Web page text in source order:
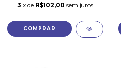
3 x de R$102,00 sem juros
COMPRAR